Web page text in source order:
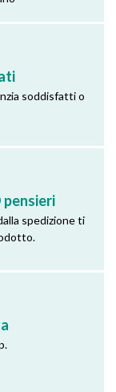
soddisfatti o
pensieri
spedizione ti